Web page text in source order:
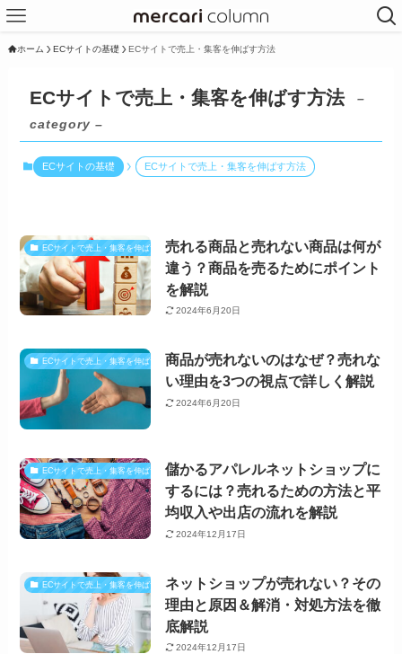
ホーム ECサイトの基礎 ECサイトで売上・集客を伸ばす方法
ECサイトで売上・集客を伸ばす方法
–
category –
ECサイトの基礎 ECサイトで売上・集客を伸ばす方法
ECサイトで売上・集客を伸ばす方法売れる商品と売れない商品は何が
違う？商品を売るためにポイント
を解説
2024年6月20日
ECサイトで売上・集客を伸ばす方法商品が売れないのはなぜ？売れな
い理由を3つの視点で詳しく解説
2024年6月20日
ECサイトで売上・集客を伸ばす方法儲かるアパレルネットショップに
するには？売れるための方法と平
均収入や出店の流れを解説
2024年12月17日
ECサイトで売上・集客を伸ばす方法ネットショップが売れない？その
理由と原因＆解消・対処方法を徹
底解説
2024年12月17日